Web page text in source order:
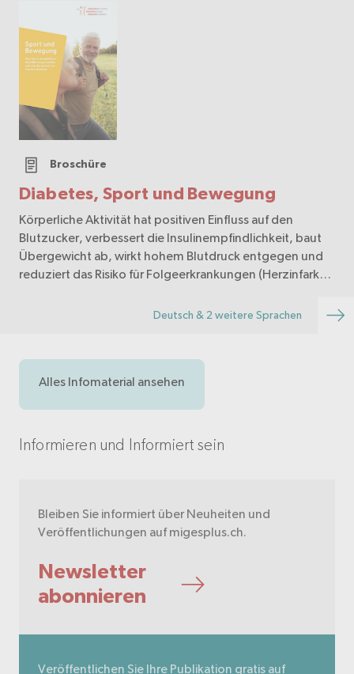
Diabetes, Sport und Bewegung
Broschüre
Körperliche Aktivität hat positiven Einfluss auf den
Blutzucker, verbessert die Insulinempfindlichkeit, baut
Übergewicht ab, wirkt hohem Blutdruck entgegen und
reduziert das Risiko für Folgeerkrankungen (Herzinfarkt,
Deutsch & 2 weitere Sprachen
Alles Infomaterial ansehen
Informieren und Informiert sein
Bleiben Sie informiert über Neuheiten und
Veröffentlichungen auf migesplus.ch.
Newsletter
abonnieren
Veröffentlichen Sie Ihre Publikation gratis auf